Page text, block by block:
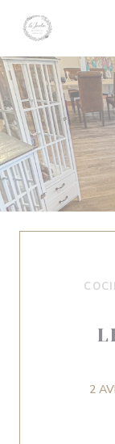
2